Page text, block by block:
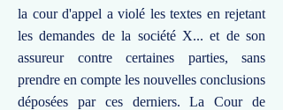
la cour d'appel a violé les textes en rejetant
les demandes de la société X... et de son
assureur contre certaines parties, sans
prendre en compte les nouvelles conclusions
déposées par ces derniers. La Cour de